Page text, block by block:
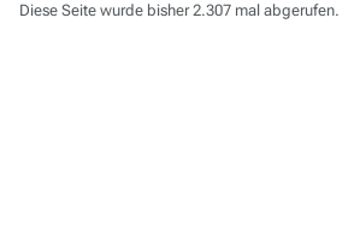
Diese Seite wurde bisher 2.307 mal abgerufen.